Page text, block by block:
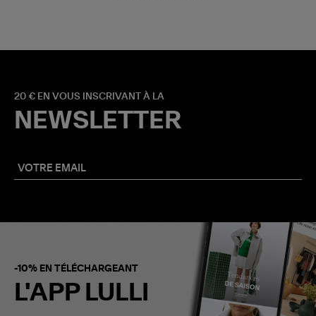
20 € EN VOUS INSCRIVANT À LA
NEWSLETTER
-10% EN TÉLÉCHARGEANT
L'APP LULLI